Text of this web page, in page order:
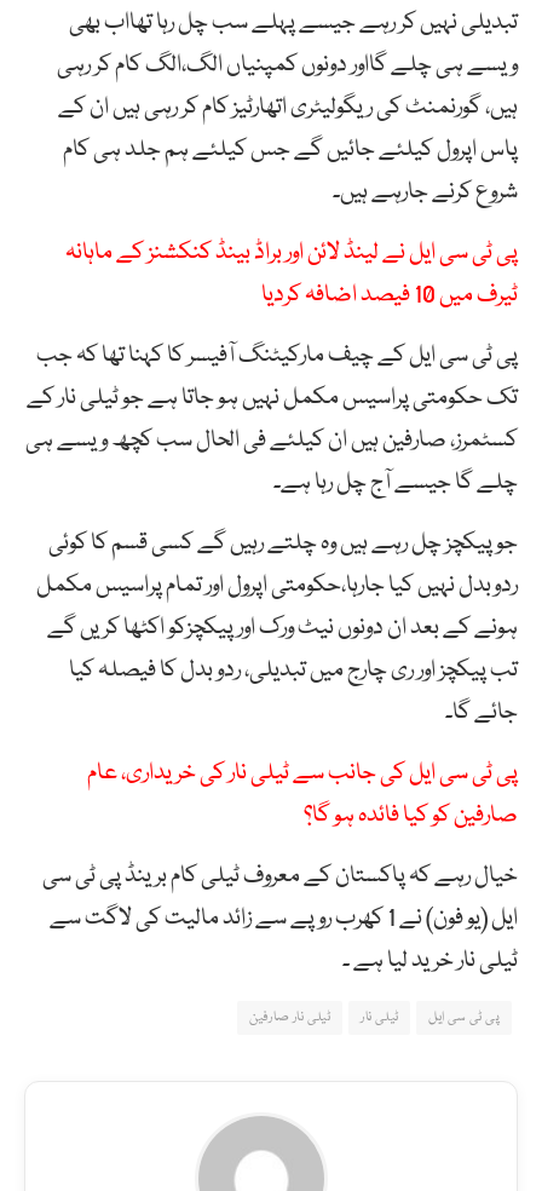
تبدیلی نہیں کر رہے جیسے پہلے سب چل رہا تھااب بھی
ویسے ہی چلے گااور دونوں کمپنیاں الگ،الگ کام کر رہی
ہیں، گورنمنٹ کی ریگولیٹری اتھارٹیز کام کر رہی ہیں ان کے
پاس اپرول کیلئے جائیں گے جس کیلئے ہم جلد ہی کام
شروع کرنے جارہے ہیں۔
پی ٹی سی ایل نے لینڈ لائن اور براڈ بینڈ کنکشنز کے ماہانہ
ٹیرف میں 10 فیصد اضافہ کردیا
پی ٹی سی ایل کے چیف مارکیٹنگ آفیسر کا کہنا تھا کہ جب
تک حکومتی پراسیس مکمل نہیں ہو جاتا ہے جو ٹیلی نار کے
کسٹمرز، صارفین ہیں ان کیلئے فی الحال سب کچھ ویسے ہی
چلے گا جیسے آج چل رہا ہے۔
جو پیکچز چل رہے ہیں وہ چلتے رہیں گے کسی قسم کا کوئی
ردوبدل نہیں کیا جارہا،حکومتی اپرول اور تمام پراسیس مکمل
ہونے کے بعد ان دونوں نیٹ ورک اور پیکچزکو اکٹھا کریں گے
تب پیکچز اور ری چارج میں تبدیلی، ردو بدل کا فیصلہ کیا
جائے گا۔
پی ٹی سی ایل کی جانب سے ٹیلی نار کی خریداری، عام
صارفین کو کیا فائدہ ہو گا؟
خیال رہے کہ پاکستان کے معروف ٹیلی کام برینڈ پی ٹی سی
ایل (یو فون) نے 1 کھرب روپے سے زائد مالیت کی لاگت سے
ٹیلی نار خرید لیا ہے ۔
پی ٹی سی ایل ٹیلی نار ٹیلی نار صارفین